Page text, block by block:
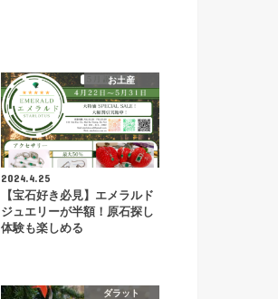
お土産
2024.4.25
【宝石好き必見】エメラルド
ジュエリーが半額！原石探し
体験も楽しめる
ダラット